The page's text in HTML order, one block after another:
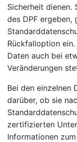
Sicherheit dienen.
des DPF ergeben,
Rückfalloption
Daten auch bei
Veränderungen
Bei den einzelnen
darüber, ob sie
zertifizierten
Informationen